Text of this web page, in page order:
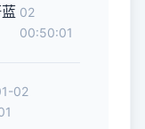
02
00:50:01
02